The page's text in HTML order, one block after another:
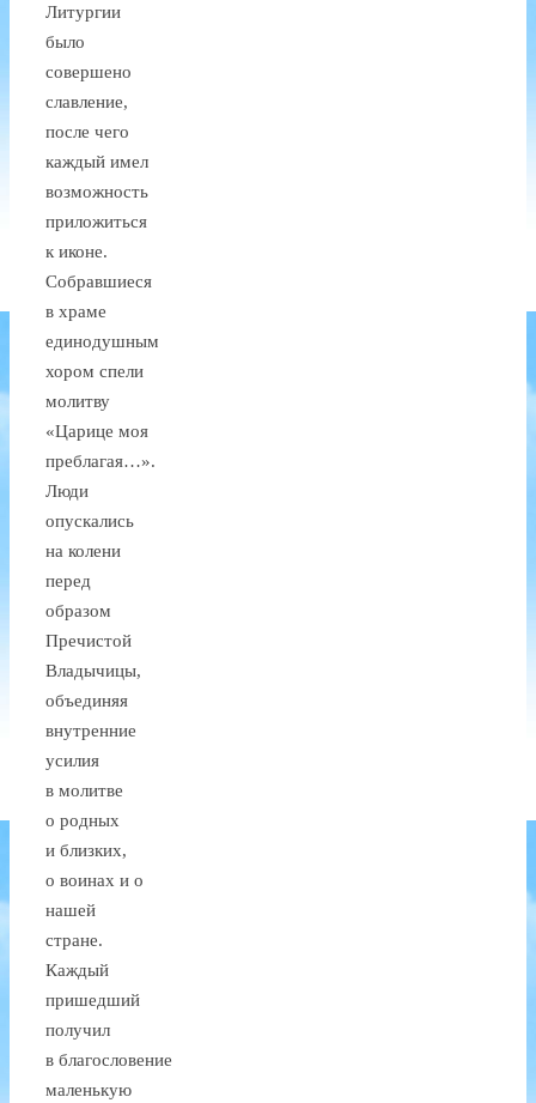
Литургии
было
совершено
славление,
после чего
каждый имел
возможность
приложиться
к иконе.
Собравшиеся
в храме
единодушным
хором спели
молитву
«Царице моя
преблагая…».
Люди
опускались
на колени
перед
образом
Пречистой
Владычицы,
объединяя
внутренние
усилия
в молитве
о родных
и близких,
о воинах и о
нашей
стране.
Каждый
пришедший
получил
в благословение
маленькую